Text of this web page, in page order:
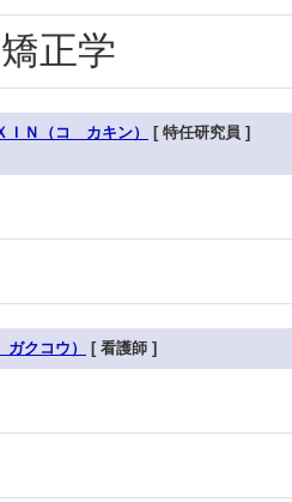
正学
ＩＮ（コ カキン） [ 特任研究員 ]
クコウ） [ 看護師 ]